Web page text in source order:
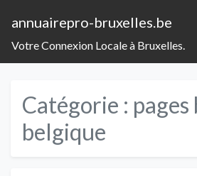
annuairepro-bruxelles.be
Votre Connexion Locale à Bruxelles.
Catégorie :
belgique